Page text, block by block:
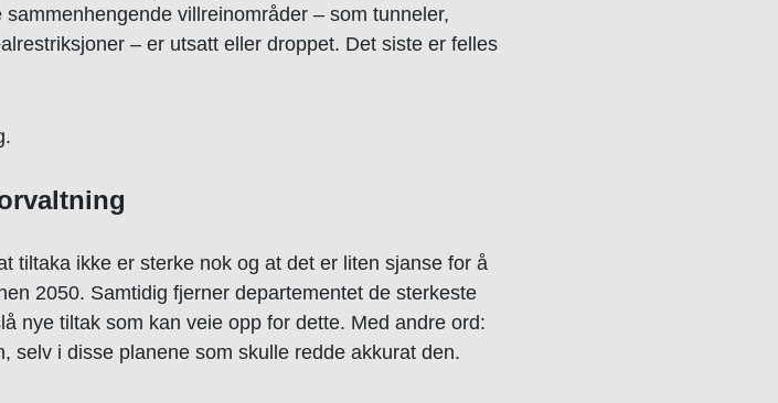
villreinområder – som tunneler,
– er utsatt eller droppet. Det siste er felles
tiltaka ikke er sterke nok og at det er liten sjanse for å
2050. Samtidig fjerner departementet de sterkeste
nye tiltak som kan veie opp for dette. Med andre ord:
selv i disse planene som skulle redde akkurat den.